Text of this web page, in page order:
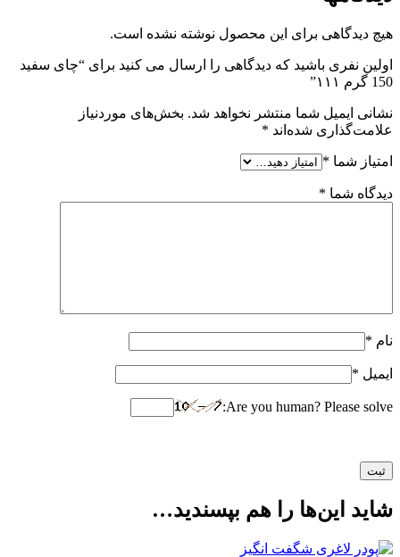
هیچ دیدگاهی برای این محصول نوشته نشده است.
اولین نفری باشید که دیدگاهی را ارسال می کنید برای “چای سفید
150 گرم ۱۱۱”
نشانی ایمیل شما منتشر نخواهد شد. بخش‌های موردنیاز
علامت‌گذاری شده‌اند *
امتیاز شما *
دیدگاه شما *
نام *
ایمیل *
Are you human? Please solve:
شاید این‌ها را هم بپسندید…